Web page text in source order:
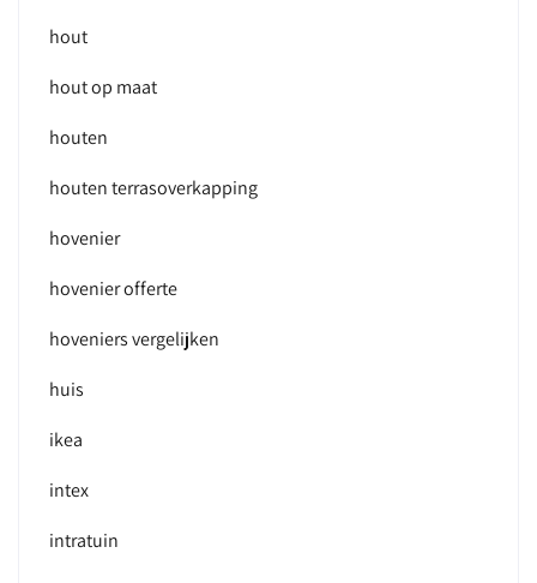
hout
hout op maat
houten
houten terrasoverkapping
hovenier
hovenier offerte
hoveniers vergelijken
huis
ikea
intex
intratuin